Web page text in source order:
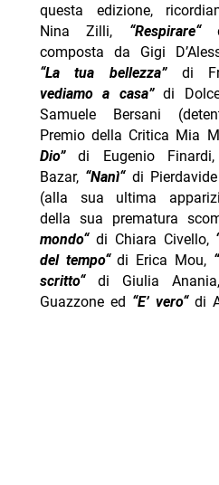
questa edizione,
Nina Zilli, “Respirare“
composta da Gigi
“La tua bellezza”di
vediamo a casa”di
Samuele Bersani
Premio della Critica Mia
Dio”di Eugenio Finardi,
Bazar, “Nanì“di
(alla sua ultima
della sua prematura
mondo“di Chiara Civello,
del tempo“di Erica Mou, “
scritto“di Giulia
Guazzone ed “E’ vero“di